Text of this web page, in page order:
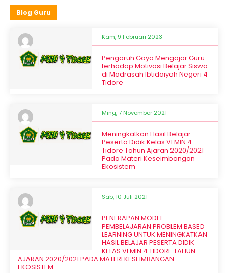
Blog Guru
Kam, 9 Februari 2023
Pengaruh Gaya Mengajar Guru
terhadap Motivasi Belajar Siswa
di Madrasah Ibtidaiyah Negeri 4
Tidore
Ming, 7 November 2021
Meningkatkan Hasil Belajar
Peserta Didik Kelas VI MIN 4
Tidore Tahun Ajaran 2020/2021
Pada Materi Keseimbangan
Ekosistem
Sab, 10 Juli 2021
PENERAPAN MODEL
PEMBELAJARAN PROBLEM BASED
LEARNING UNTUK MENINGKATKAN
HASIL BELAJAR PESERTA DIDIK
KELAS VI MIN 4 TIDORE TAHUN
AJARAN 2020/2021 PADA MATERI KESEIMBANGAN
EKOSISTEM